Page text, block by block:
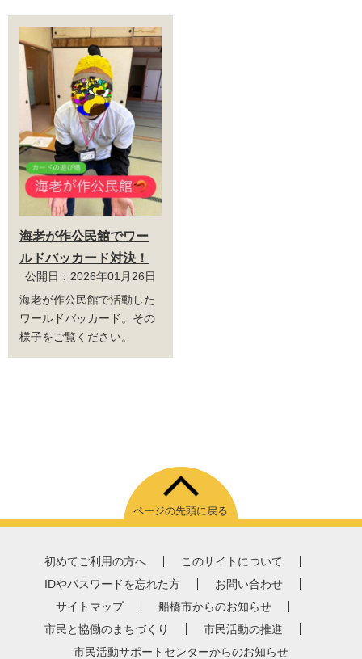
海老が作公民館でワー
ルドバッカード対決！
公開日：2026年01月26日
海老が作公民館で活動した
ワールドバッカード。その
様子をご覧ください。
ページの先頭に戻る
初めてご利用の方へ
このサイトについて
IDやパスワードを忘れた方
お問い合わせ
サイトマップ
船橋市からのお知らせ
市民と協働のまちづくり
市民活動の推進
市民活動サポートセンターからのお知らせ